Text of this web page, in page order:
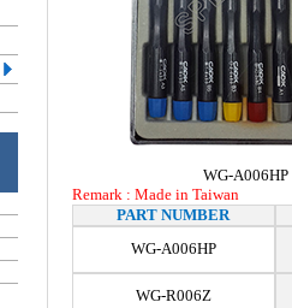
WG-A006HP
Remark : Made in Taiwan
PART NUMBER
WG-A006HP
WG-R006Z